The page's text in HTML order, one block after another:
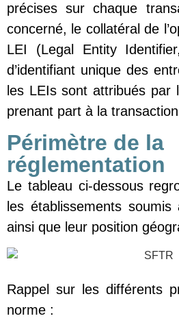
précises sur chaque
concerné, le collatéral de
LEI (Legal Entity
d’identifiant unique des
les LEIs sont attribués par
prenant part à la
Périmètre de la
réglementation
Le tableau ci-dessous
les établissements
ainsi que leur position
Rappel sur les différents
norme :